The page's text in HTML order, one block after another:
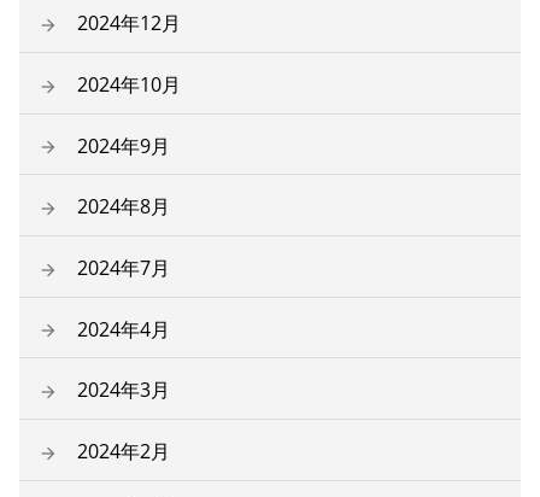
2024年12月
2024年10月
2024年9月
2024年8月
2024年7月
2024年4月
2024年3月
2024年2月